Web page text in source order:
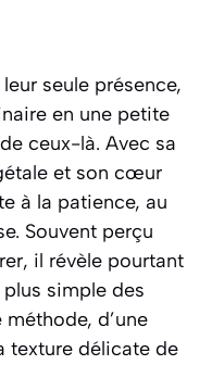
seule présence,
en une petite
ceux-là. Avec sa
et son cœur
à la patience, au
Souvent perçu
il révèle pourtant
simple des
méthode, d’une
texture délicate de